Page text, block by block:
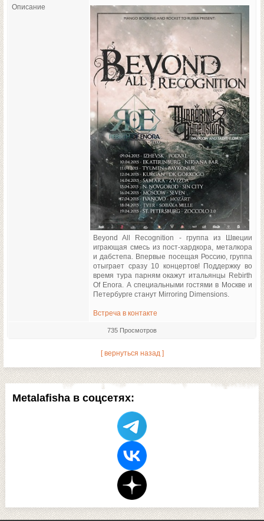
Metalafisha в соцсетях:
Описание
Beyond All Recognition - группа из Швеции
играющая смесь из пост-хардкора, металкора
и дабстепа. Впервые посещая Россию, группа
отыграет сразу 10 концертов! Поддержку во
время тура парням окажут итальянцы Rebirth
Of Enora. А специальными гостями в Москве и
Петербурге станут Mirroring Dimensions.
Встреча в контакте
735 Просмотров
[ вернуться назад ]